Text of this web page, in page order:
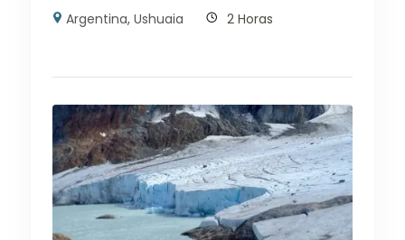
Argentina,Ushuaia 2 Horas